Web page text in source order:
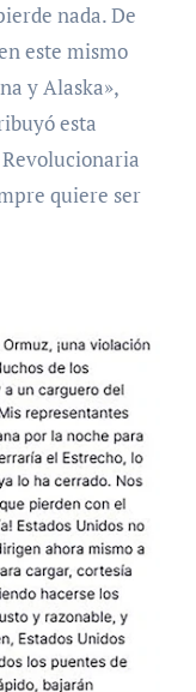
nada. De
este mismo
y Alaska»,
esta
quiere ser